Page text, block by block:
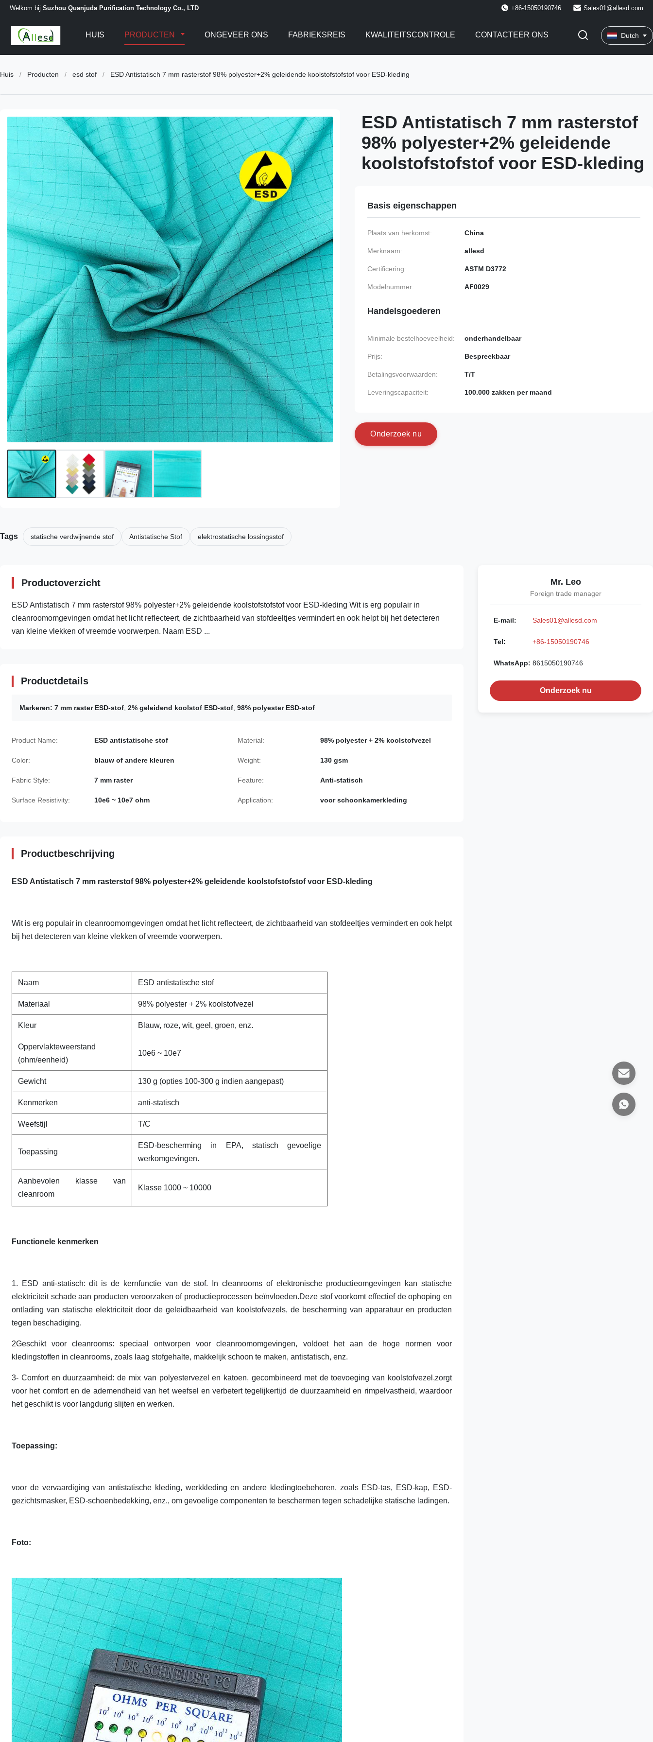
Welkom bij Suzhou Quanjuda Purification Technology Co., LTD +86-15050190746 Sales01@allesd.com
HUIS PRODUCTEN ONGEVEER ONS FABRIEKSREIS KWALITEITSCONTROLE CONTACTEER ONS Dutch
Huis / Producten / esd stof / ESD Antistatisch 7 mm rasterstof 98% polyester+2% geleidende koolstofstofstof voor ESD-kleding
ESD Antistatisch 7 mm rasterstof
98% polyester+2% geleidende
koolstofstofstof voor ESD-kleding
Basis eigenschappen
Plaats van herkomst: China
Merknaam: allesd
Certificering: ASTM D3772
Modelnummer: AF0029
Handelsgoederen
Minimale bestelhoeveelheid: onderhandelbaar
Prijs: Bespreekbaar
Betalingsvoorwaarden: T/T
Leveringscapaciteit: 100.000 zakken per maand
Onderzoek nu
Tags statische verdwijnende stof Antistatische Stof elektrostatische lossingsstof
Productoverzicht
ESD Antistatisch 7 mm rasterstof 98% polyester+2% geleidende koolstofstofstof voor ESD-kleding Wit is erg populair in
cleanroomomgevingen omdat het licht reflecteert, de zichtbaarheid van stofdeeltjes vermindert en ook helpt bij het detecteren
van kleine vlekken of vreemde voorwerpen. Naam ESD ...
Productdetails
Markeren: 7 mm raster ESD-stof 2% geleidend koolstof ESD-stof 98% polyester ESD-stof
Product Name: ESD antistatische stof Material: 98% polyester + 2% koolstofvezel
Color: blauw of andere kleuren Weight: 130 gsm
Fabric Style: 7 mm raster Feature: Anti-statisch
Surface Resistivity: 10e6 ~ 10e7 ohm Application: voor schoonkamerkleding
Productbeschrijving
ESD Antistatisch 7 mm rasterstof 98% polyester+2% geleidende koolstofstofstof voor ESD-kleding
Wit is erg populair in cleanroomomgevingen omdat het licht reflecteert, de zichtbaarheid van stofdeeltjes vermindert en ook helpt
bij het detecteren van kleine vlekken of vreemde voorwerpen.
Naam ESD antistatische stof
Materiaal 98% polyester + 2% koolstofvezel
Kleur Blauw, roze, wit, geel, groen, enz.
Oppervlakteweerstand
(ohm/eenheid)
10e6 ~ 10e7
Gewicht 130 g (opties 100-300 g indien aangepast)
Kenmerken anti-statisch
Weefstijl T/C
Toepassing
ESD-bescherming in EPA, statisch gevoelige
werkomgevingen.
Aanbevolen klasse van
cleanroom
Klasse 1000 ~ 10000
Functionele kenmerken
1. ESD anti-statisch: dit is de kernfunctie van de stof. In cleanrooms of elektronische productieomgevingen kan statische
elektriciteit schade aan producten veroorzaken of productieprocessen beïnvloeden.Deze stof voorkomt effectief de ophoping en
ontlading van statische elektriciteit door de geleidbaarheid van koolstofvezels, de bescherming van apparatuur en producten
tegen beschadiging.
2Geschikt voor cleanrooms: speciaal ontworpen voor cleanroomomgevingen, voldoet het aan de hoge normen voor
kledingstoffen in cleanrooms, zoals laag stofgehalte, makkelijk schoon te maken, antistatisch, enz.
3- Comfort en duurzaamheid: de mix van polyestervezel en katoen, gecombineerd met de toevoeging van koolstofvezel,zorgt
voor het comfort en de ademendheid van het weefsel en verbetert tegelijkertijd de duurzaamheid en rimpelvastheid, waardoor
het geschikt is voor langdurig slijten en werken.
Toepassing:
voor de vervaardiging van antistatische kleding, werkkleding en andere kledingtoebehoren, zoals ESD-tas, ESD-kap, ESD-
gezichtsmasker, ESD-schoenbedekking, enz., om gevoelige componenten te beschermen tegen schadelijke statische ladingen.
Foto:
Mr. Leo
Foreign trade manager
E-mail: Sales01@allesd.com
Tel: +86-15050190746
WhatsApp: 8615050190746
Onderzoek nu